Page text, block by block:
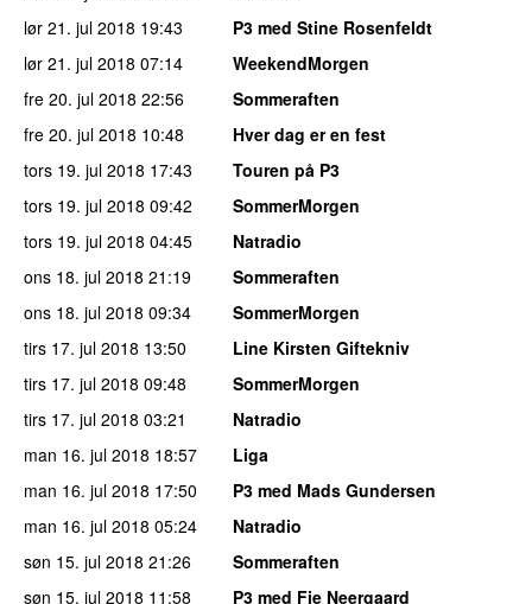
lør 21. jul 2018 19:43
P3 med Stine Rosenfeldt
lør 21. jul 2018 07:14
WeekendMorgen
fre 20. jul 2018 22:56
Sommeraften
fre 20. jul 2018 10:48
Hver dag er en fest
tors 19. jul 2018 17:43
Touren på P3
tors 19. jul 2018 09:42
SommerMorgen
tors 19. jul 2018 04:45
Natradio
ons 18. jul 2018 21:19
Sommeraften
ons 18. jul 2018 09:34
SommerMorgen
tirs 17. jul 2018 13:50
Line Kirsten Giftekniv
tirs 17. jul 2018 09:48
SommerMorgen
tirs 17. jul 2018 03:21
Natradio
man 16. jul 2018 18:57
Liga
man 16. jul 2018 17:50
P3 med Mads Gundersen
man 16. jul 2018 05:24
Natradio
søn 15. jul 2018 21:26
Sommeraften
søn 15. jul 2018 11:58
P3 med Fie Neergaard